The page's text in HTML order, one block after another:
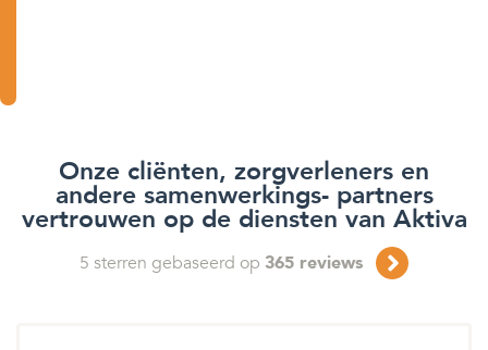
Onze cliënten, zorgverleners en
andere samenwerkings- partners
vertrouwen op de diensten van Aktiva
5 sterren gebaseerd op 365 reviews